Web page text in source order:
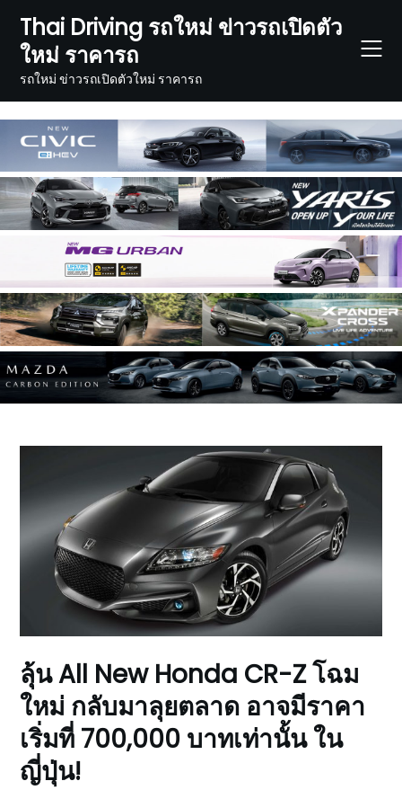
content
Thai Driving รถใหม่ ข่าวรถเปิดตัว
ใหม่ ราคารถ
รถใหม่ ข่าวรถเปิดตัวใหม่ ราคารถ
ลุ้น All New Honda CR-Z โฉม
ใหม่ กลับมาลุยตลาด อาจมีราคา
เริ่มที่ 700,000 บาทเท่านั้น ใน
ญี่ปุ่น!